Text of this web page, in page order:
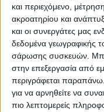
και περιεχόμενο,
ακροατηρίου και
και οι συνεργάτες μας
δεδομένα γεωγραφικής
σάρωσης συσκευών.
στην επεξεργασία από
περιγράφεται παραπάνω.
για να αρνηθείτε να
πιο λεπτομερείς